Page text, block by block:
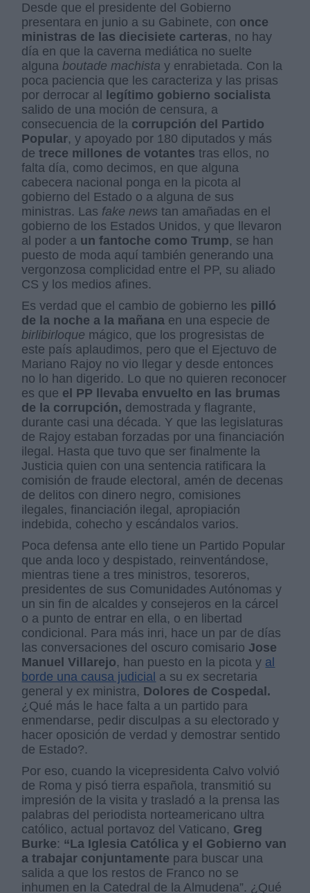
Desde que el presidente del Gobierno
presentara en junio a su Gabinete, con once
ministras de las diecisiete carteras, no hay
día en que la caverna mediática no suelte
algunaboutade machista y enrabietada. Con la
poca paciencia que les caracteriza y las prisas
por derrocar al
legítimo gobierno socialista
salido de una moción de censura, a
consecuencia de la corrupción del Partido
Popular, y apoyado por 180 diputados y más
de trece millones de votantes tras ellos, no
falta día, como decimos, en que alguna
cabecera nacional ponga en la picota al
gobierno del Estado o a alguna de sus
ministras. Las fake news tan amañadas en el
gobierno de los Estados Unidos, y que llevaron
al poder a un fantoche como Trump, se han
puesto de moda aquí también generando una
vergonzosa complicidad entre el PP, su aliado
CS y los medios afines.
Es verdad que el cambio de gobierno les pilló
de la noche a la mañana en una especie de
birlibirloque mágico, que los progresistas de
este país aplaudimos, pero que el Ejectuvo de
Mariano Rajoy no vio llegar y desde entonces
no lo han digerido. Lo que no quieren reconocer
es que el PP llevaba envuelto en las brumas
de la corrupción, demostrada y flagrante,
durante casi una década. Y que las legislaturas
de Rajoy estaban forzadas por una financiación
ilegal. Hasta que tuvo que ser finalmente la
Justicia quien con una sentencia ratificara la
comisión de fraude electoral, amén de decenas
de delitos con dinero negro, comisiones
ilegales, financiación ilegal, apropiación
indebida, cohecho y escándalos varios.
Poca defensa ante ello tiene un Partido Popular
que anda loco y despistado, reinventándose,
mientras tiene a tres ministros, tesoreros,
presidentes de sus Comunidades Autónomas y
un sin fin de alcaldes y consejeros en la cárcel
o a punto de entrar en ella, o en libertad
condicional. Para más inri, hace un par de días
las conversaciones del oscuro comisario Jose
Manuel Villarejo, han puesto en la picota y al
borde una causa judicial a su ex secretaria
general y ex ministra, Dolores de Cospedal.
¿Qué más le hace falta a un partido para
enmendarse, pedir disculpas a su electorado y
hacer oposición de verdad y demostrar sentido
de Estado?.
Por eso, cuando la vicepresidenta Calvo volvió
de Roma y pisó tierra española, transmitió su
impresión de la visita y trasladó a la prensa las
palabras del periodista norteamericano ultra
católico, actual portavoz del Vaticano, Greg
Burke: “La Iglesia Católica y el Gobierno van
a trabajar conjuntamente para buscar una
salida a que los restos de Franco no se
inhumen en la Catedral de la Almudena”. ¿Qué